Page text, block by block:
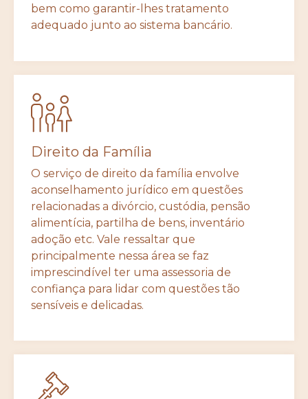
bem como garantir-lhes tratamento
adequado junto ao sistema bancário.
Direito da Família
O serviço de direito da família envolve
aconselhamento jurídico em questões
relacionadas a divórcio, custódia, pensão
alimentícia, partilha de bens, inventário
adoção etc. Vale ressaltar que
principalmente nessa área se faz
imprescindível ter uma assessoria de
confiança para lidar com questões tão
sensíveis e delicadas.